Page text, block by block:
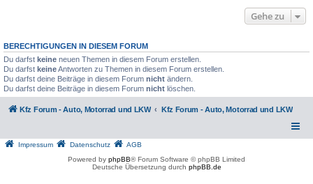
Gehe zu
BERECHTIGUNGEN IN DIESEM FORUM
Du darfst keine neuen Themen in diesem Forum erstellen.
Du darfst keineAntworten zu Themen in diesem Forum erstellen.
Du darfst deine Beiträge in diesem Forum nicht ändern.
Du darfst deine Beiträge in diesem Forum nicht löschen.
Kfz Forum - Auto, Motorrad und LKW Kfz Forum - Auto, Motorrad und LKW
Impressum Datenschutz
AGB
Powered by phpBB® Forum Software © phpBB Limited
Deutsche Übersetzung durch phpBB.de